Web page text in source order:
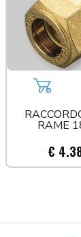
RAME
€